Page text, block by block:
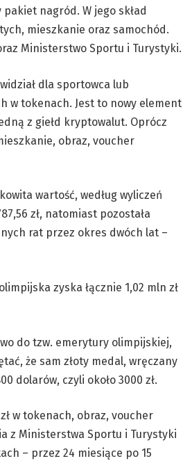
nagród. W jego skład
mieszkanie oraz samochód.
Ministerstwo Sportu i Turystyki.
dla sportowca lub
w tokenach. Jest to nowy element
z giełd kryptowalut. Oprócz
obraz, voucher
wartość, według wyliczeń
zł, natomiast pozostała
rat przez okres dwóch lat –
zyska łącznie 1,02 mln zł
do tzw. emerytury olimpijskiej,
że sam złoty medal, wręczany
dolarów, czyli około 3000 zł.
w tokenach, obraz, voucher
z Ministerstwa Sportu i Turystyki
– przez 24 miesiące po 15